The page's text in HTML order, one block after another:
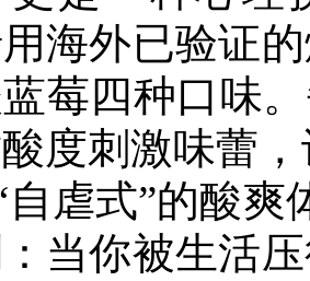
海外已验证
莓四种口味
度刺激味蕾
自虐式”的酸爽
当你被生活